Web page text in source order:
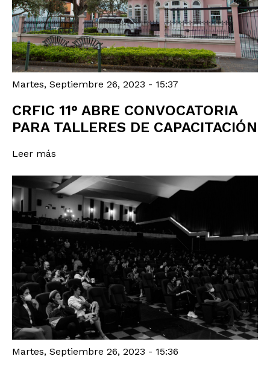
Martes, Septiembre 26, 2023 - 15:37
CRFIC 11° ABRE CONVOCATORIA
PARA TALLERES DE CAPACITACIÓN
Leer más
Martes, Septiembre 26, 2023 - 15:36